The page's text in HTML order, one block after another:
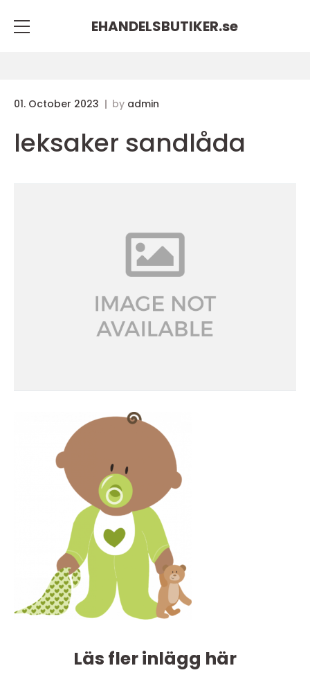
EHANDELSBUTIKER.se
01. October 2023 by admin
leksaker sandlåda
Läs fler inlägg här